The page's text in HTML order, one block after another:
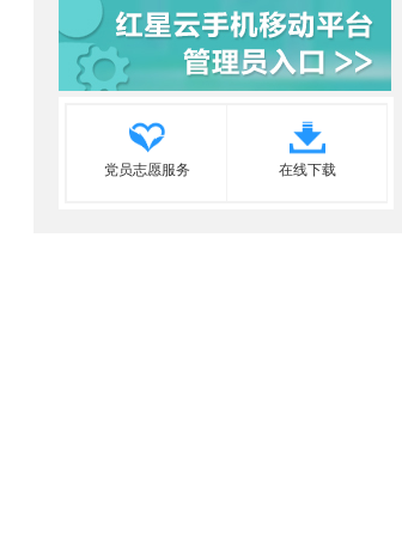
党员志愿服务 在线下载